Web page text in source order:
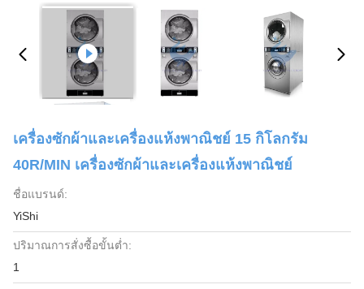
เครื่องซักผ้าและเครื่องแห้งพาณิชย์ 15 กิโลกรัม
40R/MIN เครื่องซักผ้าและเครื่องแห้งพาณิชย์
ชื่อแบรนด์:
YiShi
ปริมาณการสั่งซื้อขั้นต่ำ:
1